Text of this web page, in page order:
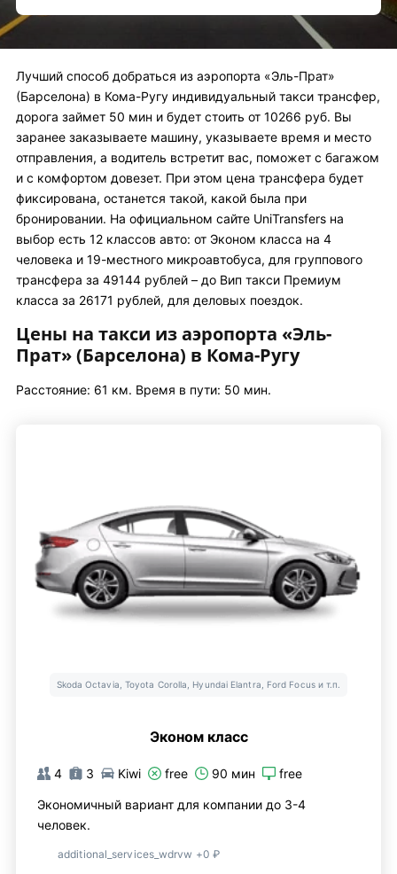
Лучший способ добраться из аэропорта «Эль-Прат»
(Барселона) в Кома-Ругу индивидуальный такси трансфер,
дорога займет 50 мин и будет стоить от 10266 руб. Вы
заранее заказываете машину, указываете время и место
отправления, а водитель встретит вас, поможет с багажом
и с комфортом довезет. При этом цена трансфера будет
фиксирована, останется такой, какой была при
бронировании. На официальном сайте UniTransfers на
выбор есть 12 классов авто: от Эконом класса на 4
человека и 19-местного микроавтобуса, для группового
трансфера за 49144 рублей – до Вип такси Премиум
класса за 26171 рублей, для деловых поездок.
Цены на такси из аэропорта «Эль-
Прат» (Барселона) в Кома-Ругу
Расстояние: 61 км. Время в пути: 50 мин.
Skoda Octavia, Toyota Corolla, Hyundai Elantra, Ford Focus и т.п.
Эконом класс
4 3 Kiwi free 90 мин free
Экономичный вариант для компании до 3-4
человек.
additional_services_wdrvw +0 ₽